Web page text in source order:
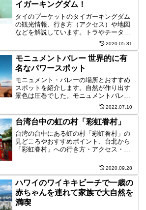
イガーキングダム！
タイのプーケットのタイガーキングダム
の観光情報、行き方（アクセス）や地図
などを解説しています。トラやチーター
とたくさん触れ合えるだけでなく、いろ
んなポーズで写真も撮り放題です。トラ
の種類と大きさで分かれており、赤ちゃ
んから大きいトラまでいます。自分が触
れ合いたいトラの種類を選んで、コース
を選択。
2020.05.31
モニュメントバレー 世界的に有
名なパワースポット
モニュメント・バレーの場所とおすすめ
スポットを紹介します。自然が作り出す
景色は圧巻でした。モニュメントバレー
内にはホテルもあり、ホテルの部屋から
眺める景色は朝昼夜、いつ見ても感動し
ます。
2022.07.10
台湾台中の虹の村「彩虹眷村」
台湾の台中にある虹の村「彩虹眷村」の
見どころやおすすめポイント、台北から
「彩虹眷村」への行き方・アクセス・周
村」は一人のおじいさんが書いたとても
カラフルで楽しい村です。オリジナルの
グッズも販売されています。
2020.09.28
ハワイのワイキキビーチで一歳の
赤ちゃんを連れて家族で大自然を
満喫